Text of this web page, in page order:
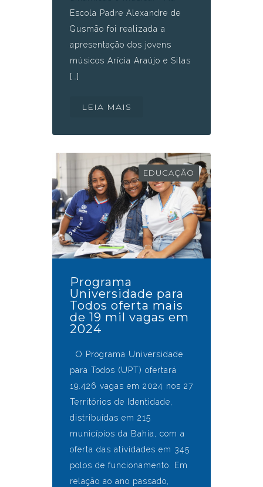
Escola Padre Alexandre de
Gusmão foi realizada a
apresentação dos jovens
músicos Arícia Araújo e Silas
[…]
LEIA MAIS
EDUCAÇÃO
Programa
Universidade para
Todos oferta mais
de 19 mil vagas em
2024
O Programa Universidade
para Todos (UPT) ofertará
19.426 vagas em 2024 nos 27
Territórios de Identidade,
distribuídas em 215
municípios da Bahia, com a
oferta das atividades em 345
polos de funcionamento. Em
relação ao ano passado,